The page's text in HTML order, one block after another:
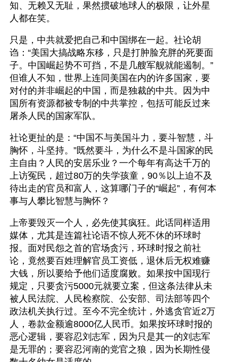
知、无赖又无耻，果然掼破地球人的极限，让外星
人都在笑。
只是，中共就爱把自己和中国绑在一起。社论胡
诌：“美国大搞战略东移，只是打肿脸充胖的死要面
子。中国崛起势不可挡，不是几艘军舰就能遏制。”
但谁人不知，世界上连同美国在内的许多国家，要
对付的并非崛起的中国，而是独裁的中共。因为中
国所有资源都被专制的中共掌控，包括可能反过来
屠杀人民的国家军队。
社论更扯的是：“中国不与美国斗力，要斗智慧，斗
胸怀，斗坚持。”既然要斗，为什么不是斗国家的民
主自由？人民的安居乐业？一个每年有高达千万的
上访冤民，超过80万的失学孩童，90％以上迫不及
待出走的官员和富人，这算哪门子的“崛起”，有何本
事与人攀比智慧与胸怀？
上帝要毁灭一个人，必先使其疯狂。此话同样适用
媒体，尤其是连篇社论语不惊人死不休的环球时
报。面对民怨之首的官场贪污，环球时报之前社
论，竟然要百姓理解官员工资低，退休后无权难赚
大钱，所以要给予他们适度腐败。如果按中国现行
规定，只要贪污5000元就要立案，但这条法律从未
被人民法院、人民检察院、公安部、司法部等四个
政法机关执行过。至今不完全统计，外逃贪官近2万
人，卷款金额逾8000亿人民币。如果按环球时报的
恶心逻辑，要容忍刘志军，因为只是其一的刘志军
是无罪的；要容忍河南的党官之狼，因为长期性侵